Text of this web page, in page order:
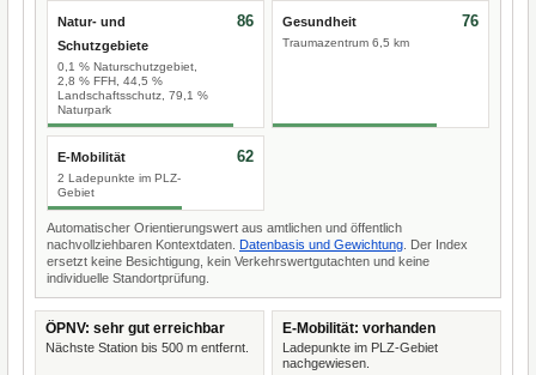
Natur- und
Schutzgebiete
0,1 % Naturschutzgebiet,
2,8 % FFH, 44,5 %
Landschaftsschutz, 79,1 %
Naturpark
86 Gesundheit
Traumazentrum 6,5 km
76
E-Mobilität
2 Ladepunkte im PLZ-
Gebiet
62
Automatischer Orientierungswert aus amtlichen und öffentlich
nachvollziehbaren Kontextdaten. Datenbasis und Gewichtung . Der Index
ersetzt keine Besichtigung, kein Verkehrswertgutachten und keine
individuelle Standortprüfung.
ÖPNV: sehr gut erreichbar
Nächste Station bis 500 m entfernt.
E-Mobilität: vorhanden
Ladepunkte im PLZ-Gebiet
nachgewiesen.